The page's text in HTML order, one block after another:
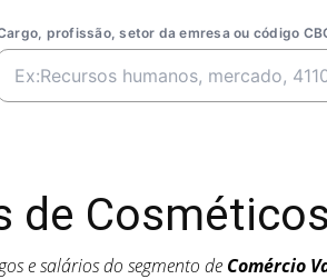
profissão, setor da emresa ou código
de
e salários do segmento de Comércio